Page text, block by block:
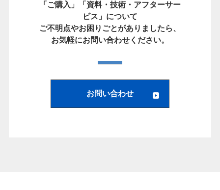
「ご購入」「資料・技術・アフターサー
ビス」について
ご不明点やお困りごとがありましたら、
お気軽にお問い合わせください。
お問い合わせ